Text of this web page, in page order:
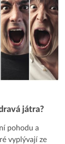
játra?
pohodu a
vyplývají ze